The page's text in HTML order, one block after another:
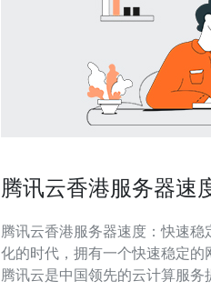
腾讯云香港服务器速
腾讯云香港服务器速度：快速稳定的网
化的时代，拥有一个快速稳定的
腾讯云是中国领先的云计算服务